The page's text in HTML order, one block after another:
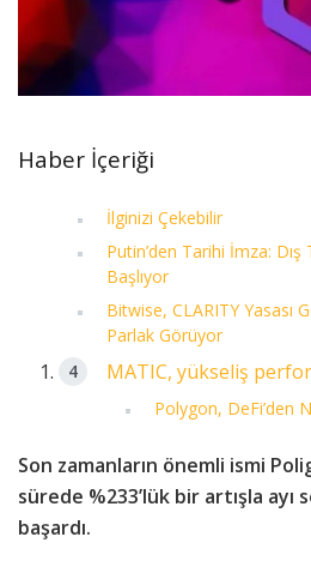
Haber İçeriği
İlginizi Çekebilir
Putin’den Tarihi İmza:
Başlıyor
Bitwise, CLARITY Yasası
Parlak Görüyor
MATIC, yükseliş
Polygon, DeFi’den
Son zamanların önemli ismi
sürede %233’lük bir artışla ayı
başardı.